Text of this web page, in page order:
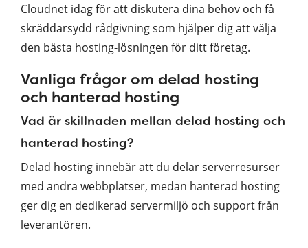
Cloudnet idag för att diskutera dina behov och få
skräddarsydd rådgivning som hjälper dig att välja
den bästa hosting-lösningen för ditt företag.
Vanliga frågor om delad hosting
och hanterad hosting
Vad är skillnaden mellan delad hosting och
hanterad hosting?
Delad hosting innebär att du delar serverresurser
med andra webbplatser, medan hanterad hosting
ger dig en dedikerad servermiljö och support från
leverantören.